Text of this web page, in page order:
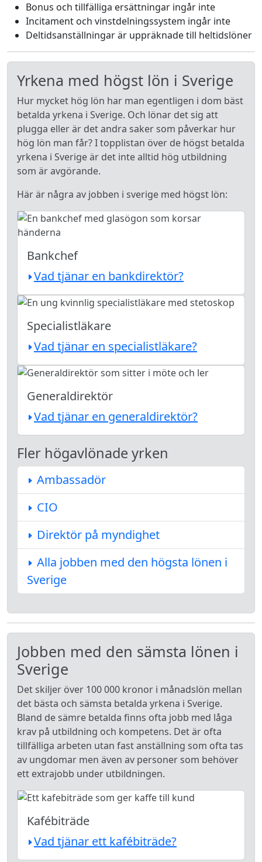
Bonus och tillfälliga ersättningar ingår inte
Incitament och vinstdelningssystem ingår inte
Deltidsanställningar är uppräknade till heltidslöner
Yrkena med högst lön i Sverige
Hur mycket hög lön har man egentligen i dom bäst
betalda yrkena i Sverige. Och lönar det sig att
plugga eller är det andra saker som påverkar hur
hög lön man får? I topplistan över de högst betalda
yrkena i Sverige är det inte alltid hög utbildning
som är avgörande.
Här är några av jobben i sverige med högst lön:
Bankchef
Vad tjänar en bankdirektör?
Specialistläkare
Vad tjänar en specialistläkare?
Generaldirektör
Vad tjänar en generaldirektör?
Fler högavlönade yrken
Ambassadör
CIO
Direktör på myndighet
Alla jobben med den högsta lönen i
Sverige
Jobben med den sämsta lönen i
Sverige
Det skiljer över 100 000 kronor i månadslön mellan
det bästa och sämsta betalda yrkena i Sverige.
Bland de sämre betalda finns ofta jobb med låga
krav på utbildning och kompetens. Det är ofta
tillfälliga arbeten utan fast anställning som ofta tas
av ungdomar men även av personer som behöver
ett extrajobb under utbildningen.
Kafébiträde
Vad tjänar ett kafébiträde?